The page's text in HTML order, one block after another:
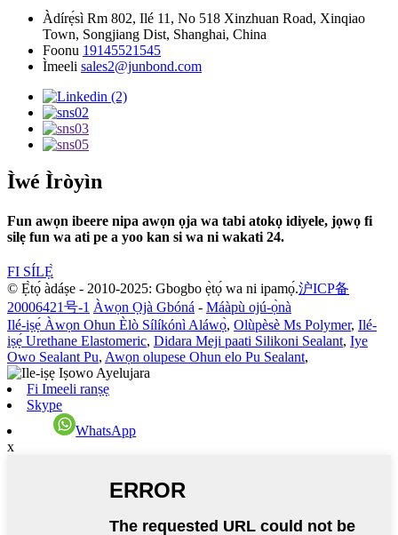
Àdírẹ́sì Rm 802, Ilé 11, No 518 Xinzhuan Road, Xinqiao
Town, Songjiang Dist, Shanghai, China
Foonu 19145521545
Ìmeeli sales2@junbond.com
Ìwé Ìròyìn
Fun awọn ibeere nipa awọn ọja wa tabi atokọ idiyele, jọwọ fi
silẹ fun wa ati pe a yoo kan si wa ni wakati 24.
FI SÍLẸ̀
© Ẹ̀tọ́ àdáṣe - 2010-2025: Gbogbo ẹ̀tọ́ wa ni ipamọ́.沪ICP备
20006421号-1 Àwọn Ọjà Gbóná - Máàpù ojú-ọ̀nà
Ilé-iṣẹ́ Àwọn Ohun Èlò Sílíkónì Aláwọ̀, Olùpèsè Ms Polymer, Ilé-
iṣẹ́ Urethane Elastomeric, Didara Meji paati Silikoni Sealant, Iye
Owo Sealant Pu, Awọn olupese Ohun elo Pu Sealant,
Fi Imeeli ranṣẹ
Skype
WhatsApp
x